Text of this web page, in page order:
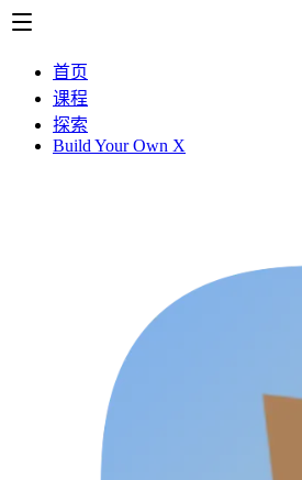
首页
课程
探索
Build Your Own X